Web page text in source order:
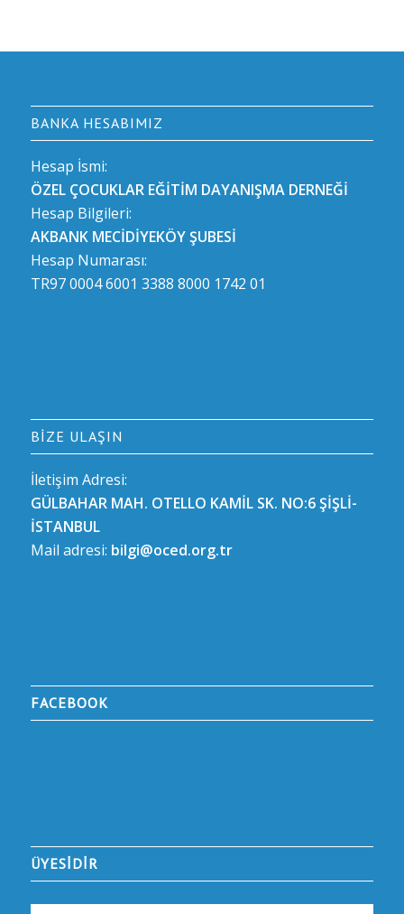
BANKA HESABIMIZ
Hesap İsmi:
ÖZEL ÇOCUKLAR EĞİTİM DAYANIŞMA DERNEĞİ
Hesap Bilgileri:
AKBANK MECİDİYEKÖY ŞUBESİ
Hesap Numarası:
TR97 0004 6001 3388 8000 1742 01
BIZE ULAŞIN
İletişim Adresi:
GÜLBAHAR MAH. OTELLO KAMİL SK. NO:6 ŞİŞLİ-
İSTANBUL
Mail adresi: bilgi@oced.org.tr
FACEBOOK
ÜYESİDİR